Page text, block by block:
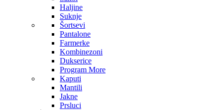
Haljine
Suknje
Šortsevi
Pantalone
Farmerke
Kombinezoni
Dukserice
Program More
Kaputi
Mantili
Jakne
Prsluci